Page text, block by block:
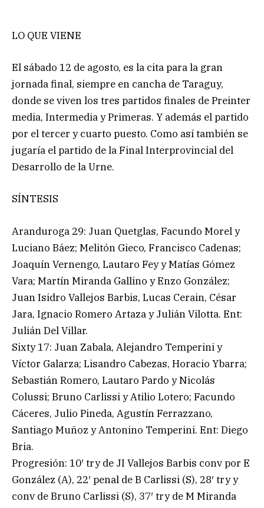
LO QUE VIENE
El sábado 12 de agosto, es la cita para la gran
jornada final, siempre en cancha de Taraguy,
donde se viven los tres partidos finales de Preinter
media, Intermedia y Primeras. Y además el partido
por el tercer y cuarto puesto. Como así también se
jugaría el partido de la Final Interprovincial del
Desarrollo de la Urne.
SÍNTESIS
Aranduroga 29: Juan Quetglas, Facundo Morel y
Luciano Báez; Melitón Gieco, Francisco Cadenas;
Joaquín Vernengo, Lautaro Fey y Matías Gómez
Vara; Martín Miranda Gallino y Enzo González;
Juan Isidro Vallejos Barbis, Lucas Cerain, César
Jara, Ignacio Romero Artaza y Julián Vilotta. Ent:
Julián Del Villar.
Sixty 17: Juan Zabala, Alejandro Temperini y
Víctor Galarza; Lisandro Cabezas, Horacio Ybarra;
Sebastián Romero, Lautaro Pardo y Nicolás
Colussi; Bruno Carlissi y Atilio Lotero; Facundo
Cáceres, Julio Pineda, Agustín Ferrazzano,
Santiago Muñoz y Antonino Temperini. Ent: Diego
Bria.
Progresión: 10′ try de JI Vallejos Barbis conv por E
González (A), 22′ penal de B Carlissi (S), 28′ try y
conv de Bruno Carlissi (S), 37′ try de M Miranda